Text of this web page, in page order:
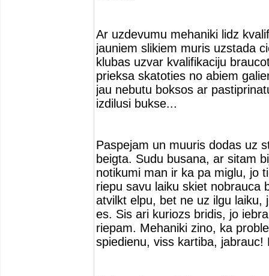
Ar uzdevumu mehaniki lidz
jauniem slikiem muris uzstada
klubas uzvar kvalifikaciju
prieksa skatoties no abiem
jau nebutu boksos ar
izdilusi bukse...
Paspejam un muuris dodas uz
beigta. Sudu busana, ar sitam
notikumi man ir ka pa miglu, jo
riepu savu laiku skiet nobrauca
atvilkt elpu, bet ne uz ilgu laiku,
es. Sis ari kuriozs bridis, jo
riepam. Mehaniki zino, ka
spiedienu, viss kartiba,